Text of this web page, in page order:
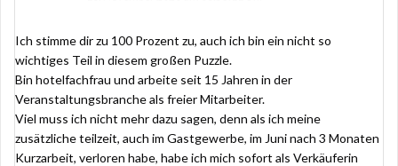
Ich stimme dir zu 100 Prozent zu, auch ich bin ein nicht so
wichtiges Teil in diesem großen Puzzle.
Bin hotelfachfrau und arbeite seit 15 Jahren in der
Veranstaltungsbranche als freier Mitarbeiter.
Viel muss ich nicht mehr dazu sagen, denn als ich meine
zusätzliche teilzeit, auch im Gastgewerbe, im Juni nach 3 Monaten
Kurzarbeit, verloren habe, habe ich mich sofort als Verkäuferin